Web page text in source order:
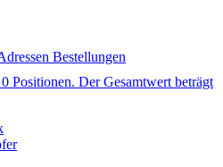
Bestellungen
Positionen. Der Gesamtwert beträgt